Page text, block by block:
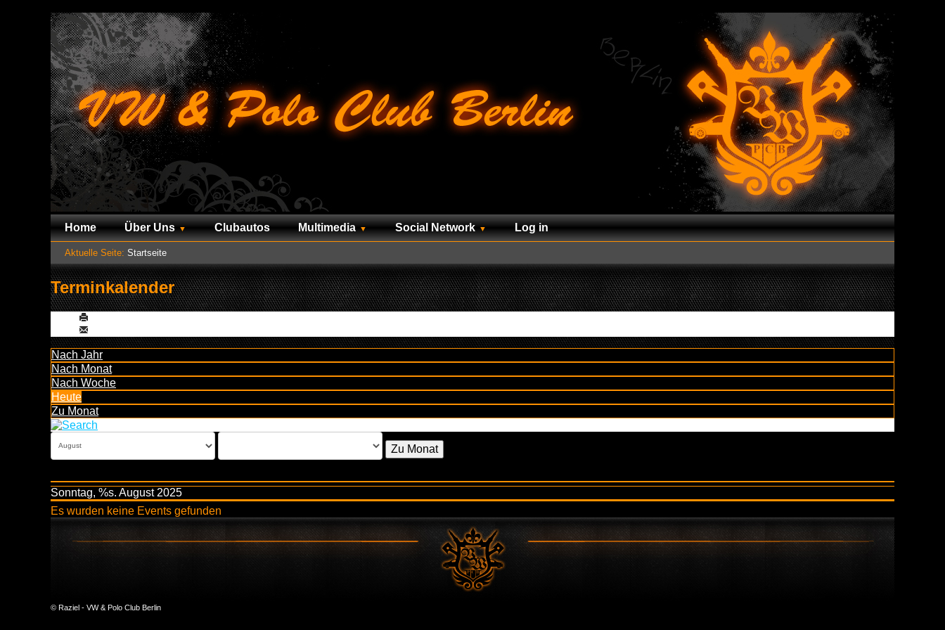
Home Über Uns Clubautos Multimedia Social Network Log in
Aktuelle Seite: Startseite
Terminkalender
Nach Jahr
Nach Monat
Nach Woche
Heute
Zu Monat
Zu Monat
Sonntag, %s. August 2025
Es wurden keine Events gefunden
© Raziel - VW & Polo Club Berlin